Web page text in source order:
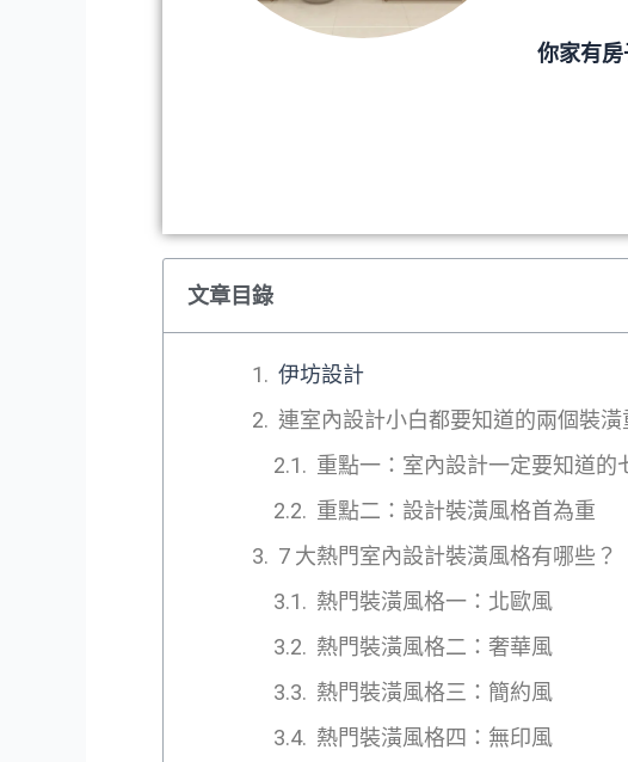
你家有
文章目錄
伊坊設計
連室內設計小白都要知道的兩個裝潢
重點一：室內設計一定要知道的
重點二：設計裝潢風格首為重
7 大熱門室內設計裝潢風格有哪些？
熱門裝潢風格一：北歐風
熱門裝潢風格二：奢華風
熱門裝潢風格三：簡約風
熱門裝潢風格四：無印風